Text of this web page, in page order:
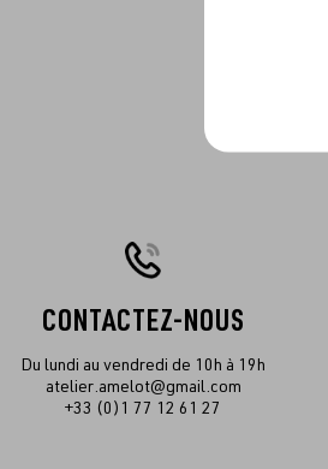
CONTACTEZ-NOUS
Du lundi au vendredi de 10h à 19h
atelier.amelot@gmail.com
+33 (0)1 77 12 61 27